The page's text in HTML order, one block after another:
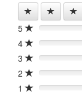
5 0%
4
0%
3
0%
2
0%
1
0%